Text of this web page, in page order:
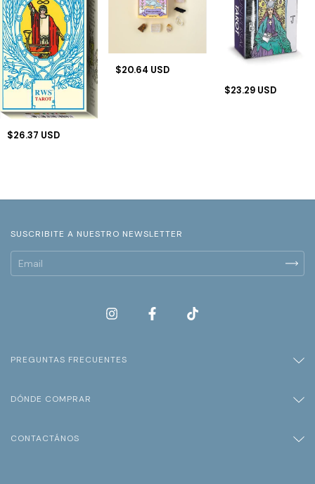
$26.37 USD
$20.64 USD
$23.29 USD
SUSCRIBITE A NUESTRO NEWSLETTER
PREGUNTAS FRECUENTES
DÓNDE COMPRAR
CONTACTÁNOS